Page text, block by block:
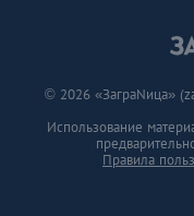
© 2026 «ЗаграNица»
Использование
Правила